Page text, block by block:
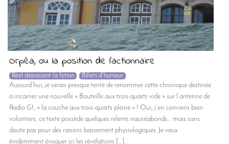
Orpéa, ou la position de l’actionnaire
Réel dépassant la fiction Billets d'humeur
Aujourd’hui, je serais presque tenté de renommer cette chronique destinée
à incarner une nouvelle « Bouteille aux trois-quarts vide » sur l’antenne de
Radio G!, « la couche aux trois-quarts pleine » ! Oui, j’en conviens bien
volontiers, ce texte possède quelques relents nauséabonds… mais sans
doute pas pour des raisons bassement physiologiques. Je veux
évidemment évoquer ici les révélations […]...